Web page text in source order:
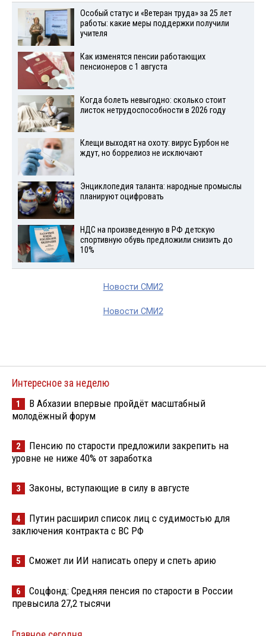
Особый статус и «Ветеран труда» за 25 лет
работы: какие меры поддержки получили
учителя
Как изменятся пенсии работающих
пенсионеров с 1 августа
Когда болеть невыгодно: сколько стоит
листок нетрудоспособности в 2026 году
Клещи выходят на охоту: вирус Бурбон не
ждут, но боррелиоз не исключают
Энциклопедия таланта: народные промыслы
планируют оцифровать
НДС на произведенную в РФ детскую
спортивную обувь предложили снизить до
10%
Новости СМИ2
Новости СМИ2
Интересное за неделю
1
В Абхазии впервые пройдёт масштабный
молодёжный форум
2
Пенсию по старости предложили закрепить на
уровне не ниже 40% от заработка
3 Законы, вступающие в силу в августе
4
Путин расширил список лиц с судимостью для
заключения контракта с ВС РФ
5 Сможет ли ИИ написать оперу и спеть арию
6
Соцфонд: Средняя пенсия по старости в России
превысила 27,2 тысячи